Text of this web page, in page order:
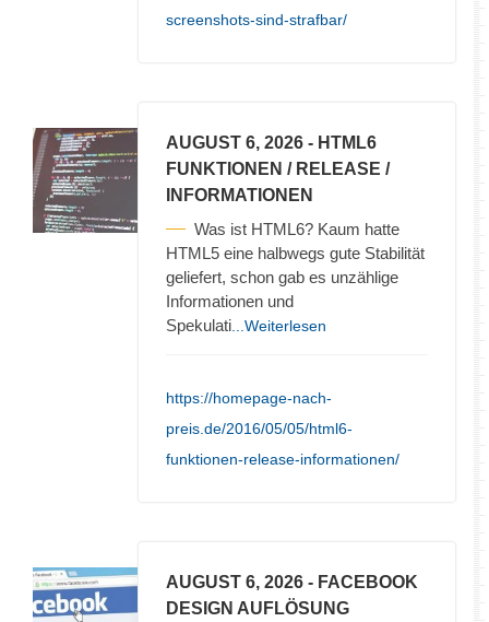
screenshots-sind-strafbar/
AUGUST 6, 2026 - HTML6
FUNKTIONEN / RELEASE /
INFORMATIONEN
Was ist HTML6? Kaum hatte
HTML5 eine halbwegs gute Stabilität
geliefert, schon gab es unzählige
Informationen und
Spekulati ...Weiterlesen
https://homepage-nach-
preis.de/2016/05/05/html6-
funktionen-release-informationen/
AUGUST 6, 2026 - FACEBOOK
DESIGN AUFLÖSUNG